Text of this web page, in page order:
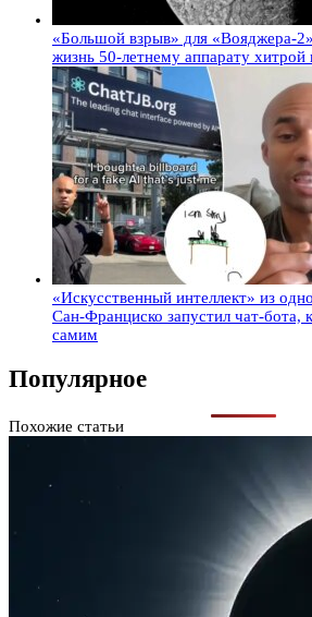
«Большой взрыв» для «Вояджера-
жизнь 50-летнему аппарату хитрой
«Искусственный интеллект» из
Сан-Франциско запустил чат-бота,
самим
Популярное
Похожие статьи